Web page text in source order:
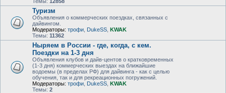
Туризм
Объявления о коммерческих поездках, связанных с
дайвингом.
Модераторы: трофи DukeSS KWAK
Темы: 11362
Ныряем в России - где, когда, с кем.
Поездки на 1-3 дня
Объявления клубов и дайв-центов о кратковременных
(1-3 дня) коммерческих выездах на ближайшие
водоемы (в пределах РФ) для дайвинга - как с целью
обучения, так и для рекреационных погружений.
Модераторы: трофи DukeSS KWAK
Темы: 2